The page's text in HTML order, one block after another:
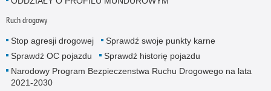
Ruch drogowy
Stop agresji drogowej
Sprawdź swoje punkty karne
Sprawdź OC pojazdu
Sprawdź historię pojazdu
Narodowy Program Bezpieczenstwa Ruchu Drogowego na lata
2021-2030